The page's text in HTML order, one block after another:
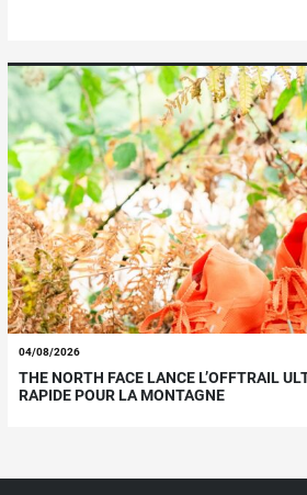
04/08/2026
THE NORTH FACE LANCE L’OFFTRAIL
RAPIDE POUR LA MONTAGNE